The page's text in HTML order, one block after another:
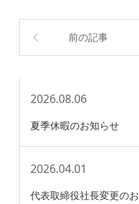
前の記事
2026.08.06
夏季休暇のお知らせ
2026.04.01
代表取締役社長変更の